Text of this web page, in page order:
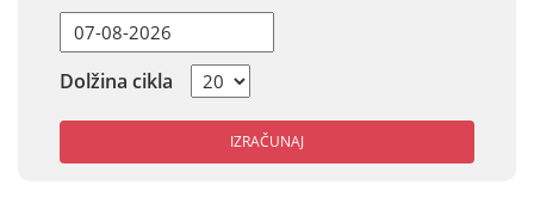
Dolžina cikla
IZRAČUNAJ